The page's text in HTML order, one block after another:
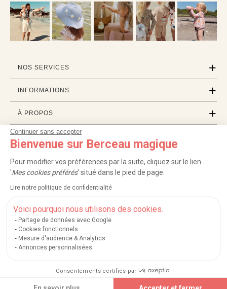
Continuer sans accepter
Bienvenue sur Berceau magique
Pour modifier vos préférences par la suite, cliquez sur le lien
'Mes cookies préférés' situé dans le pied de page.
Lire notre politique de confidentialité
Voici pourquoi nous utilisons des cookies.
Partage de données avec Google
Cookies fonctionnels
Mesure d'audience & Analytics
Annonces personnalisées
Consentements certifiés par
Ajouter au panier
NOS SERVICES
INFORMATIONS
À PROPOS
PROFESSIONNELS
LISTES CADEAUX
Service après-vente| FAQ |Rappels de produits|Protection des données
Mentions légales et crédits Conditions générales de ventes
Nos moyens de paiement sécurisés
Exauceur de souhaits© 2004-2026